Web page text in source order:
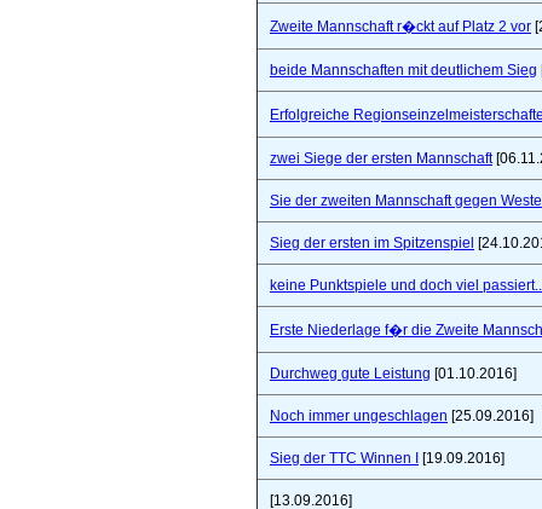
Zweite Mannschaft r�ckt auf Platz 2 vor
beide Mannschaften mit deutlichem Sieg
Erfolgreiche
zwei Siege der ersten Mannschaft
Sie der zweiten Mannschaft gegen
Sieg der ersten im Spitzenspiel
keine Punktspiele und doch viel
Erste Niederlage f�r die Zweite
Durchweg gute Leistung [01.10.2016]
Noch immer ungeschlagen [25.09.2016]
Sieg der TTC Winnen I [19.09.2016]
[13.09.2016]